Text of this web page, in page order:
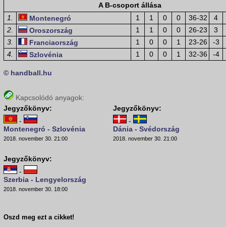
A B-csoport állása
1.
Montenegró 1 1 0 0 36-32
4
2.
Oroszország 1 1 0 0 26-23
3
3.
Franciaország 1 0 0 1 23-26
-3
4.
Szlovénia 1 0 0 1 32-36 -4
© handball.hu
Kapcsolódó anyagok:
Jegyzőkönyv:
-
Montenegró - Szlovénia
2018. november 30. 21:00
Jegyzőkönyv:
-
Dánia - Svédország
2018. november 30. 21:00
Jegyzőkönyv:
-
Szerbia - Lengyelország
2018. november 30. 18:00
Oszd meg ezt a cikket!